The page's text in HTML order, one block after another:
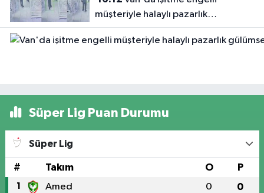
müşteriyle halaylı pazarlık
gülümsetti
Süper Lig Puan Durumu
Süper Lig
# Takım O P
1 Amed 0 0